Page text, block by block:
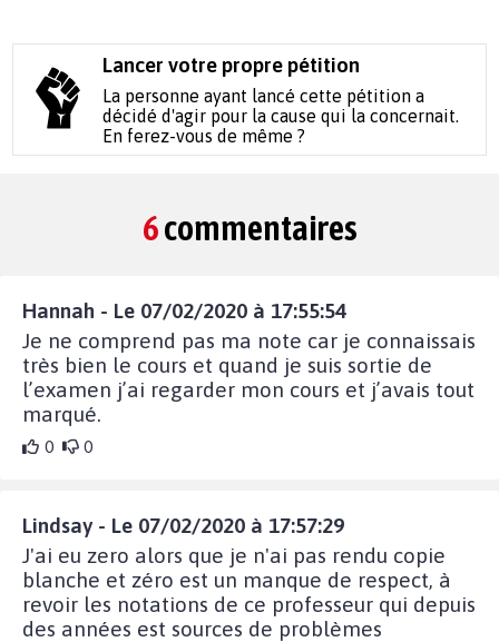
Lancer votre propre pétition
La personne ayant lancé cette pétition a
décidé d'agir pour la cause qui la concernait.
En ferez-vous de même ?
6commentaires
Hannah - Le 07/02/2020 à 17:55:54
Je ne comprend pas ma note car je connaissais
très bien le cours et quand je suis sortie de
l’examen j’ai regarder mon cours et j’avais tout
marqué.
0 0
Lindsay - Le 07/02/2020 à 17:57:29
J'ai eu zero alors que je n'ai pas rendu copie
blanche et zéro est un manque de respect, à
revoir les notations de ce professeur qui depuis
des années est sources de problèmes